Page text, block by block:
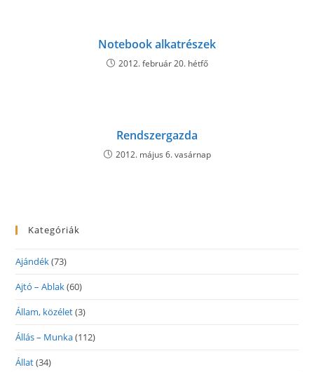
Notebook alkatrészek
2012. február 20. hétfő
Rendszergazda
2012. május 6. vasárnap
Kategóriák
Ajándék(73)
Ajtó – Ablak(60)
Állam, közélet(3)
Állás – Munka(112)
Állat(34)